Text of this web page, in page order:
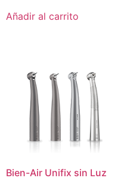
Añadir al carrito
Bien-Air Unifix sin Luz